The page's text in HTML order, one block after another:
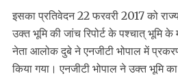
इसका प्रतिवेदन 22 फरवरी 2017 को
उक्त भूमि की जांच रिपोर्ट के पश्चात् भूमि
नेता आलोक दुबे ने एनजीटी भोपाल में
किया गया। एनजीटी भोपाल ने उक्त भूमि का